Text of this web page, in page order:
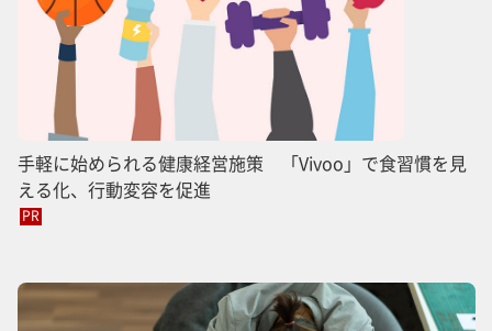
手軽に始められる健康経営施策 「Vivoo」で食習慣を見
える化、行動変容を促進
PR